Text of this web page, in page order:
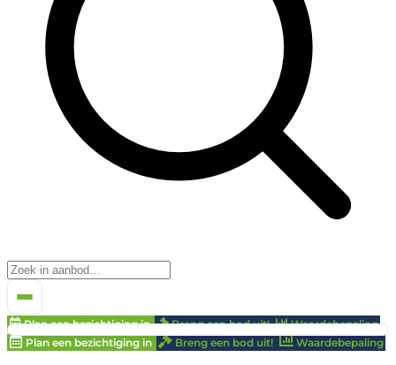
Plan een bezichtiging in Breng een bod uit!
Waardebepaling
Plan een bezichtiging in
Breng een bod uit! Waardebepaling